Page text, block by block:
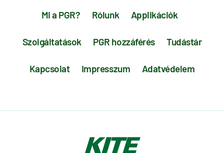
Mi a PGR? Rólunk Applikációk
Szolgáltatások PGR hozzáférés Tudástár
Kapcsolat Impresszum Adatvédelem